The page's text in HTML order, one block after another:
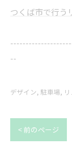
つくば市で行う
--
デザイン 駐車場
< 前のページ